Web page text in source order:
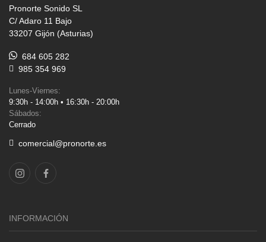
Pronorte Sonido SL
C/ Adaro 11 Bajo
33207 Gijón (Asturias)
684 605 282
985 354 969
Lunes-Viernes:
9:30h - 14:00h • 16:30h - 20:00h
Sábados:
Cerrado
comercial@pronorte.es
INFORMACIÓN